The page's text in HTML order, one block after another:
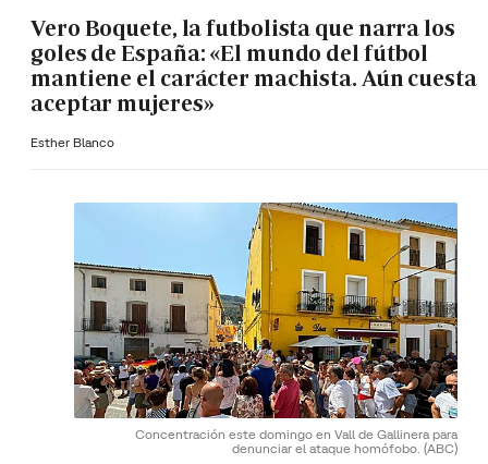
Vero Boquete, la futbolista que narra los
goles de España: «El mundo del fútbol
mantiene el carácter machista. Aún cuesta
aceptar mujeres»
Esther Blanco
Concentración este domingo en Vall de Gallinera para
denunciar el ataque homófobo. (ABC)